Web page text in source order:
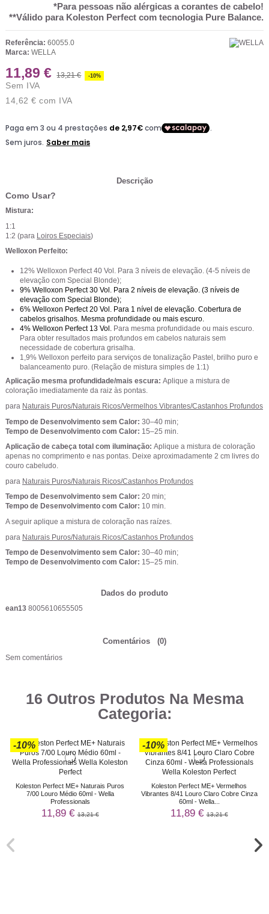
*Para pessoas não alérgicas a corantes de cabelo!
**Válido para Koleston Perfect com tecnologia Pure Balance.
Referência: 60055.0
Marca: WELLA
11,89 € 13,21 € -10%
Sem IVA
14,62 € com IVA
Descrição
Como Usar?
Mistura:
1:1
1:2 (para Loiros Especiais)
Welloxon Perfeito:
12% Welloxon Perfect 40 Vol. Para 3 níveis de elevação. (4-5 níveis de
elevação com Special Blonde);
9% Welloxon Perfect 30 Vol. Para 2 níveis de elevação. (3 níveis de
elevação com Special Blonde);
6% Welloxon Perfect 20 Vol. Para 1 nível de elevação. Cobertura de
cabelos grisalhos. Mesma profundidade ou mais escuro.
4% Welloxon Perfect 13 Vol. Para mesma profundidade ou mais escuro.
Para obter resultados mais profundos em cabelos naturais sem
necessidade de cobertura grisalha.
1,9% Welloxon perfeito para serviços de tonalização Pastel, brilho puro e
balanceamento puro. (Relação de mistura simples de 1:1)
Aplicação mesma profundidade/mais escura: Aplique a mistura de
coloração imediatamente da raiz às pontas.
para Naturais Puros/Naturais Ricos/Vermelhos Vibrantes/Castanhos Profundos
Tempo de Desenvolvimento sem Calor: 30–40 min;
Tempo de Desenvolvimento com Calor: 15–25 min.
Aplicação de cabeça total com iluminação: Aplique a mistura de coloração
apenas no comprimento e nas pontas. Deixe aproximadamente 2 cm livres do
couro cabeludo.
para Naturais Puros/Naturais Ricos/Castanhos Profundos
Tempo de Desenvolvimento sem Calor: 20 min;
Tempo de Desenvolvimento com Calor: 10 min.
A seguir aplique a mistura de coloração nas raízes.
para Naturais Puros/Naturais Ricos/Castanhos Profundos
Tempo de Desenvolvimento sem Calor: 30–40 min;
Tempo de Desenvolvimento com Calor: 15–25 min.
Dados do produto
ean13 8005610655505
Comentários (0)
Sem comentários
16 Outros Produtos Na Mesma
Categoria:
-10%
Koleston Perfect ME+ Naturais Puros
7/00 Louro Médio 60ml - Wella
Professionals
11,89 €13,21 €
-10%
Koleston Perfect ME+ Vermelhos
Vibrantes 8/41 Louro Claro Cobre Cinza
60ml - Wella...
11,89 €13,21 €